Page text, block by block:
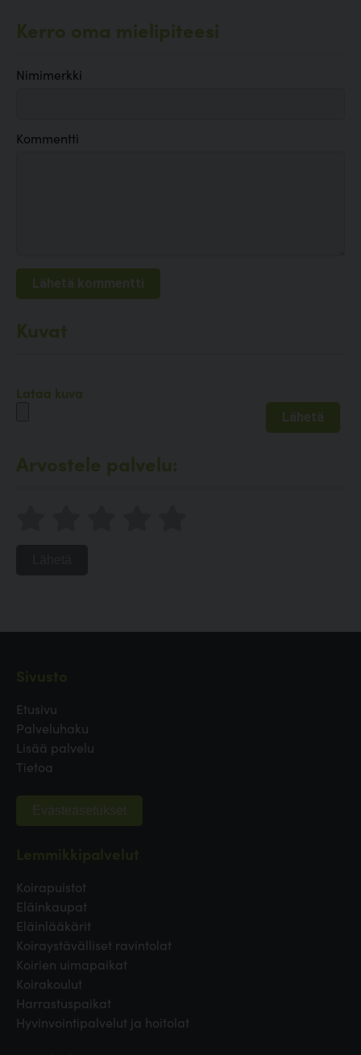
Kerro oma mielipiteesi
Nimimerkki
Kommentti
Kuvat
Lataa kuva
Arvostele palvelu:
Etusivu
Palveluhaku
Lisää palvelu
Tietoa
Evästeasetukset
Koirapuistot
Eläinkaupat
Eläinlääkärit
Koiraystävälliset ravintolat
Koirien uimapaikat
Koirakoulut
Harrastuspaikat
Hyvinvointipalvelut ja hoitolat